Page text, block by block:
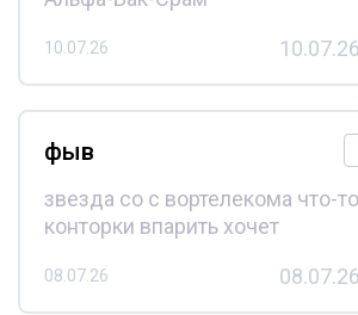
10.07.26 10.07.26
фыв
звезда со с вортелекома что-
конторки впарить хочет
08.07.26 08.07.26